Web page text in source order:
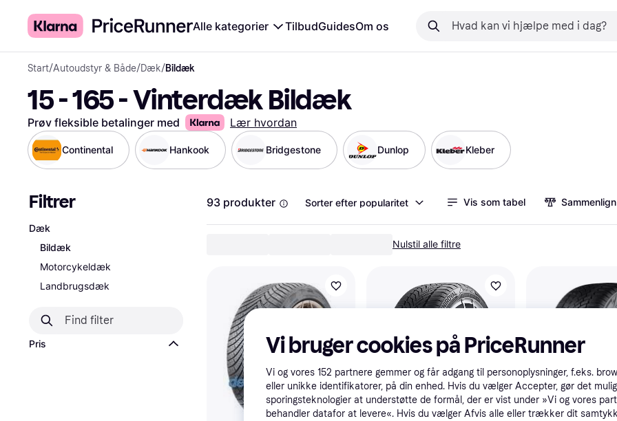
Alle kategorier TilbudGuidesOm os
Start/Autoudstyr & Både/Dæk/Bildæk
15 - 165 - Vinterdæk Bildæk
Prøv fleksible betalinger med Lær hvordan
Continental Hankook Bridgestone Dunlop Kleber
Filtrer
Dæk
Bildæk
Motorcykeldæk
Landbrugsdæk
Pris
93 produkter Sorter efter popularitet Vis som tabel
Nulstil alle filtre
Vi bruger cookies på PriceRunner
Vi og vores 152 partnere gemmer og får adgang til personoplysninger, f.eks.
eller unikke identifikatorer, på din enhed. Hvis du vælger Accepter, gør det
sporingsteknologier at understøtte de formål, der er vist under »Vi og vores
behandler datafor at levere«. Hvis du vælger Afvis alle eller trækker dit